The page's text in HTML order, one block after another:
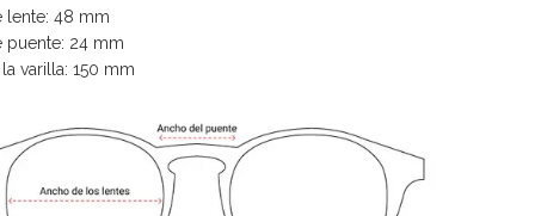
lente: 48 mm
puente: 24 mm
la varilla: 150 mm